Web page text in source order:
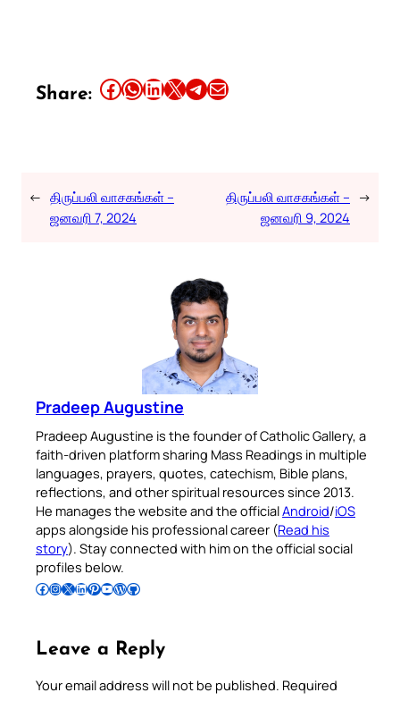
Share: Share this article on Facebook Share this article on WhatsApp Share this article on LinkedIn Share this article on X Share this article on TelegramEmail this Article
← திருப்பலி வாசகங்கள் –
ஜனவரி 7, 2024
திருப்பலி வாசகங்கள் –
ஜனவரி 9, 2024
→
Pradeep Augustine
Pradeep Augustine is the founder of Catholic Gallery, a
faith-driven platform sharing Mass Readings in multiple
languages, prayers, quotes, catechism, Bible plans,
reflections, and other spiritual resources since 2013.
He manages the website and the officialAndroid/iOS
apps alongside his professional career (Read his
story). Stay connected with him on the official social
profiles below.
Follow Pradeep on Facebook Follow Pradeep on InstagramFollow Pradeep on X Follow Pradeep on LinkedIn Follow Pradeep on Pinterest Subscribe to Pradeep’s Youtube Channel Follow Pradeep on WordPress Follow Pradeep on GitHub
Leave a Reply
Your email address will not be published. Required